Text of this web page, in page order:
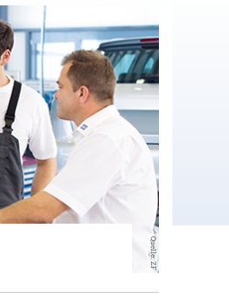
Quelle: ZF